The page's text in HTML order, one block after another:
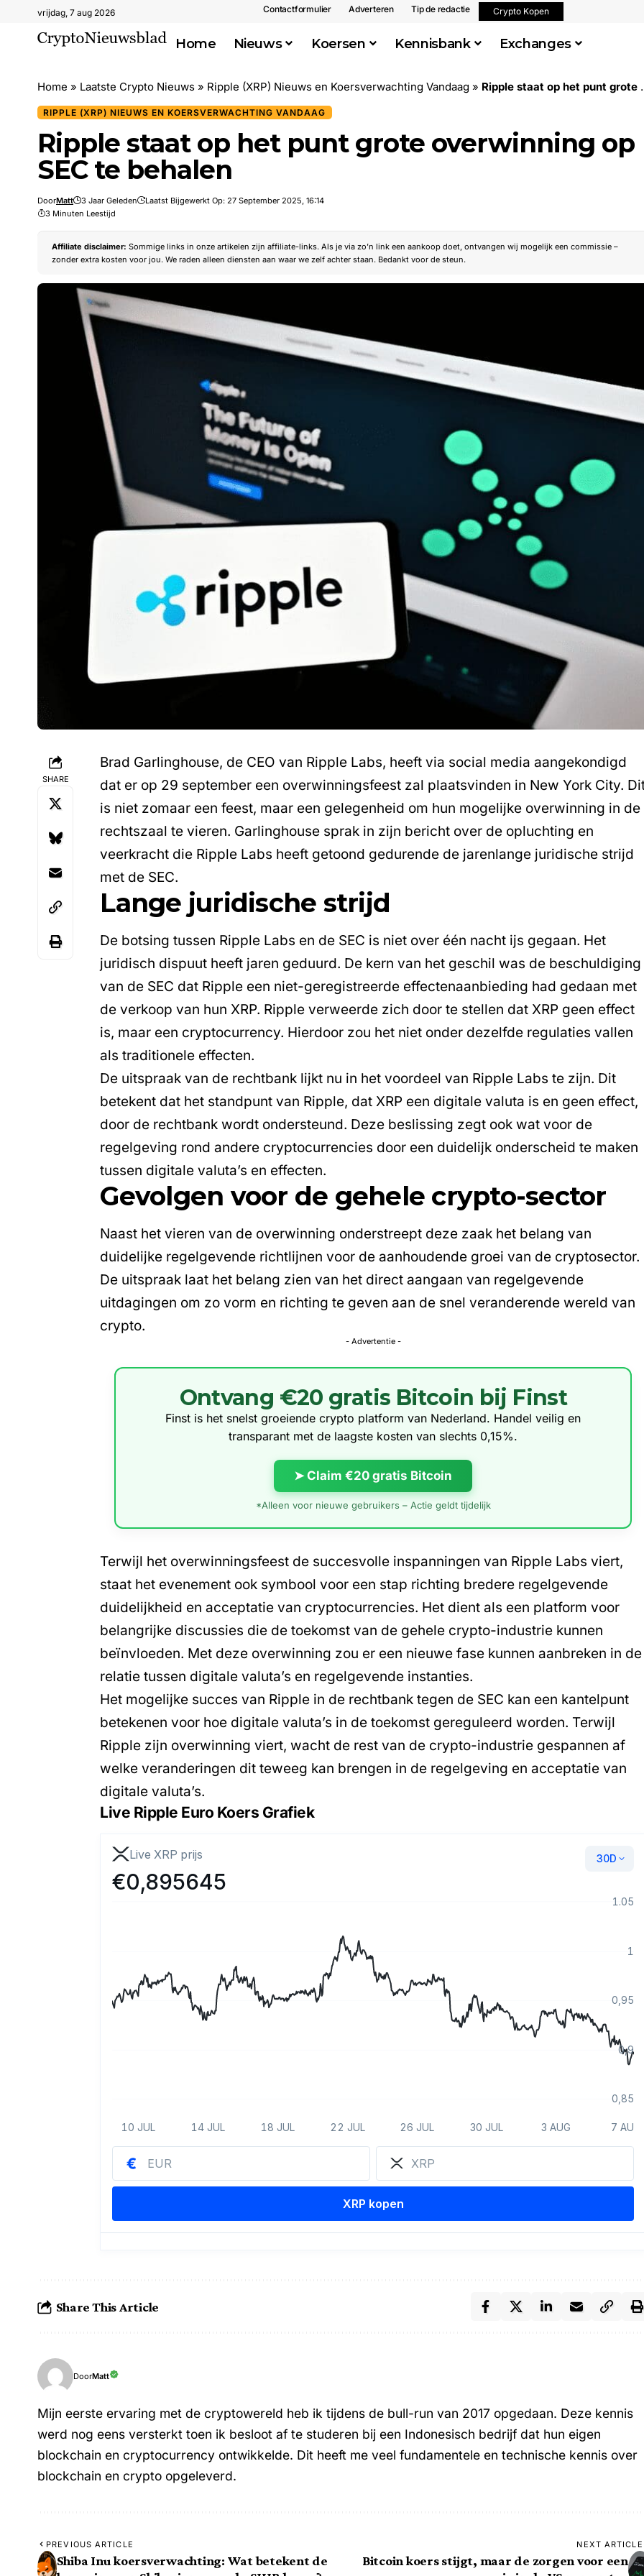
vrijdag, 7 aug 2026 Contactformulier Adverteren Tip de redactie Crypto Kopen
Home Nieuws Koersen Kennisbank Exchanges
Home » Laatste Crypto Nieuws » Ripple (XRP) Nieuws en Koersverwachting Vandaag » Ripple staat op het punt grote overwinning op SEC te behalen
RIPPLE (XRP) NIEUWS EN KOERSVERWACHTING VANDAAG
Ripple staat op het punt grote overwinning op
SEC te behalen
DoorMatt 3 Jaar Geleden
Laatst Bijgewerkt Op: 27 September 2025, 16:14
3 Minuten Leestijd
Affiliate disclaimer: Sommige links in onze artikelen zijn affiliate-links. Als je via zo’n link een aankoop doet, ontvangen wij mogelijk een commissie –
zonder extra kosten voor jou. We raden alleen diensten aan waar we zelf achter staan. Bedankt voor de steun.
SHARE
Brad Garlinghouse, de CEO van Ripple Labs, heeft via social media aangekondigd
dat er op 29 september een overwinningsfeest zal plaatsvinden in New York City.
is niet zomaar een feest, maar een gelegenheid om hun mogelijke overwinning in de
rechtszaal te vieren. Garlinghouse sprak in zijn bericht over de opluchting en
veerkracht die Ripple Labs heeft getoond gedurende de jarenlange juridische strijd
met de SEC.
Lange juridische strijd
De botsing tussen Ripple Labs en de SEC is niet over één nacht ijs gegaan. Het
juridisch dispuut heeft jaren geduurd. De kern van het geschil was de beschuldiging
van de SEC dat Ripple een niet-geregistreerde effectenaanbieding had gedaan met
de verkoop van hun XRP. Ripple verweerde zich door te stellen dat XRP geen effect
is, maar een cryptocurrency. Hierdoor zou het niet onder dezelfde regulaties vallen
als traditionele effecten.
De uitspraak van de rechtbank lijkt nu in het voordeel van Ripple Labs te zijn. Dit
betekent dat het standpunt van Ripple, dat XRP een digitale valuta is en geen effect,
door de rechtbank wordt ondersteund. Deze beslissing zegt ook wat voor de
regelgeving rond andere cryptocurrencies door een duidelijk onderscheid te maken
tussen digitale valuta’s en effecten.
Gevolgen voor de gehele crypto-sector
Naast het vieren van de overwinning onderstreept deze zaak het belang van
duidelijke regelgevende richtlijnen voor de aanhoudende groei van de cryptosector.
De uitspraak laat het belang zien van het direct aangaan van regelgevende
uitdagingen om zo vorm en richting te geven aan de snel veranderende wereld van
crypto.
- Advertentie -
Ontvang €20 gratis Bitcoin bij Finst
Finst is het snelst groeiende crypto platform van Nederland. Handel veilig en
transparant met de laagste kosten van slechts 0,15%.
➤ Claim €20 gratis Bitcoin
*Alleen voor nieuwe gebruikers – Actie geldt tijdelijk
Terwijl het overwinningsfeest de succesvolle inspanningen van Ripple Labs viert,
staat het evenement ook symbool voor een stap richting bredere regelgevende
duidelijkheid enacceptatie van cryptocurrencies. Het dient als een platform voor
belangrijke discussies die de toekomst van de gehele crypto-industrie kunnen
beïnvloeden. Met deze overwinning zou er een nieuwe fase kunnen aanbreken in de
relatie tussen digitale valuta’s en regelgevende instanties.
Het mogelijke succes van Ripple in de rechtbank tegen de SEC kan een kantelpunt
betekenen voor hoe digitale valuta’s in de toekomst gereguleerd worden. Terwijl
Ripple zijn overwinning viert, wacht de rest van de crypto-industrie gespannen af
welke veranderingen dit teweeg kan brengen in de regelgeving en acceptatie van
digitale valuta’s.
Live Ripple Euro Koers Grafiek
Share This Article
DoorMatt
Mijn eerste ervaring met de cryptowereld heb ik tijdens de bull-run van 2017 opgedaan. Deze kennis
werd nog eens versterkt toen ik besloot af te studeren bij een Indonesisch bedrijf dat hun eigen
blockchain en cryptocurrency ontwikkelde. Dit heeft me veel fundamentele en technische kennis over
blockchain en crypto opgeleverd.
PREVIOUS ARTICLE
Shiba Inu koersverwachting: Wat betekent de
NEXT ARTICLE
Bitcoin koers stijgt, maar de zorgen voor een